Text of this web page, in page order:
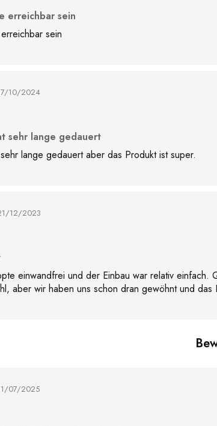
erreichbar sein
sein
10/2024
sehr lange gedauert
lange gedauert aber das Produkt ist super.
12/2023
einwandfrei und der Einbau war relativ
aber wir haben uns schon dran gewöhnt und
07/2025